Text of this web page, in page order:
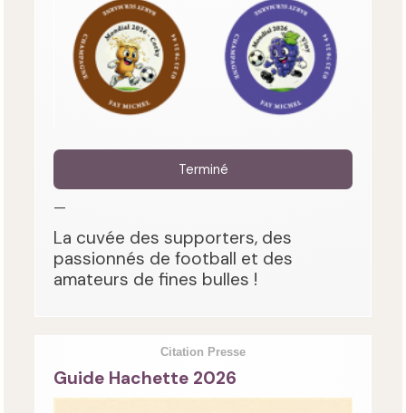
Terminé
—
La cuvée des supporters, des
passionnés de football et des
amateurs de fines bulles !
Citation Presse
Guide Hachette 2026